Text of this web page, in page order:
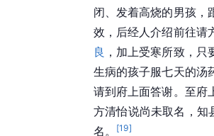
闭、发着高烧的男孩，
效，后经人介绍前往请
良 ，加上受寒所致，
生病的孩子服七天的汤
请到府上面答谢。至府
方清怡说尚未取名，知
名。
[19]